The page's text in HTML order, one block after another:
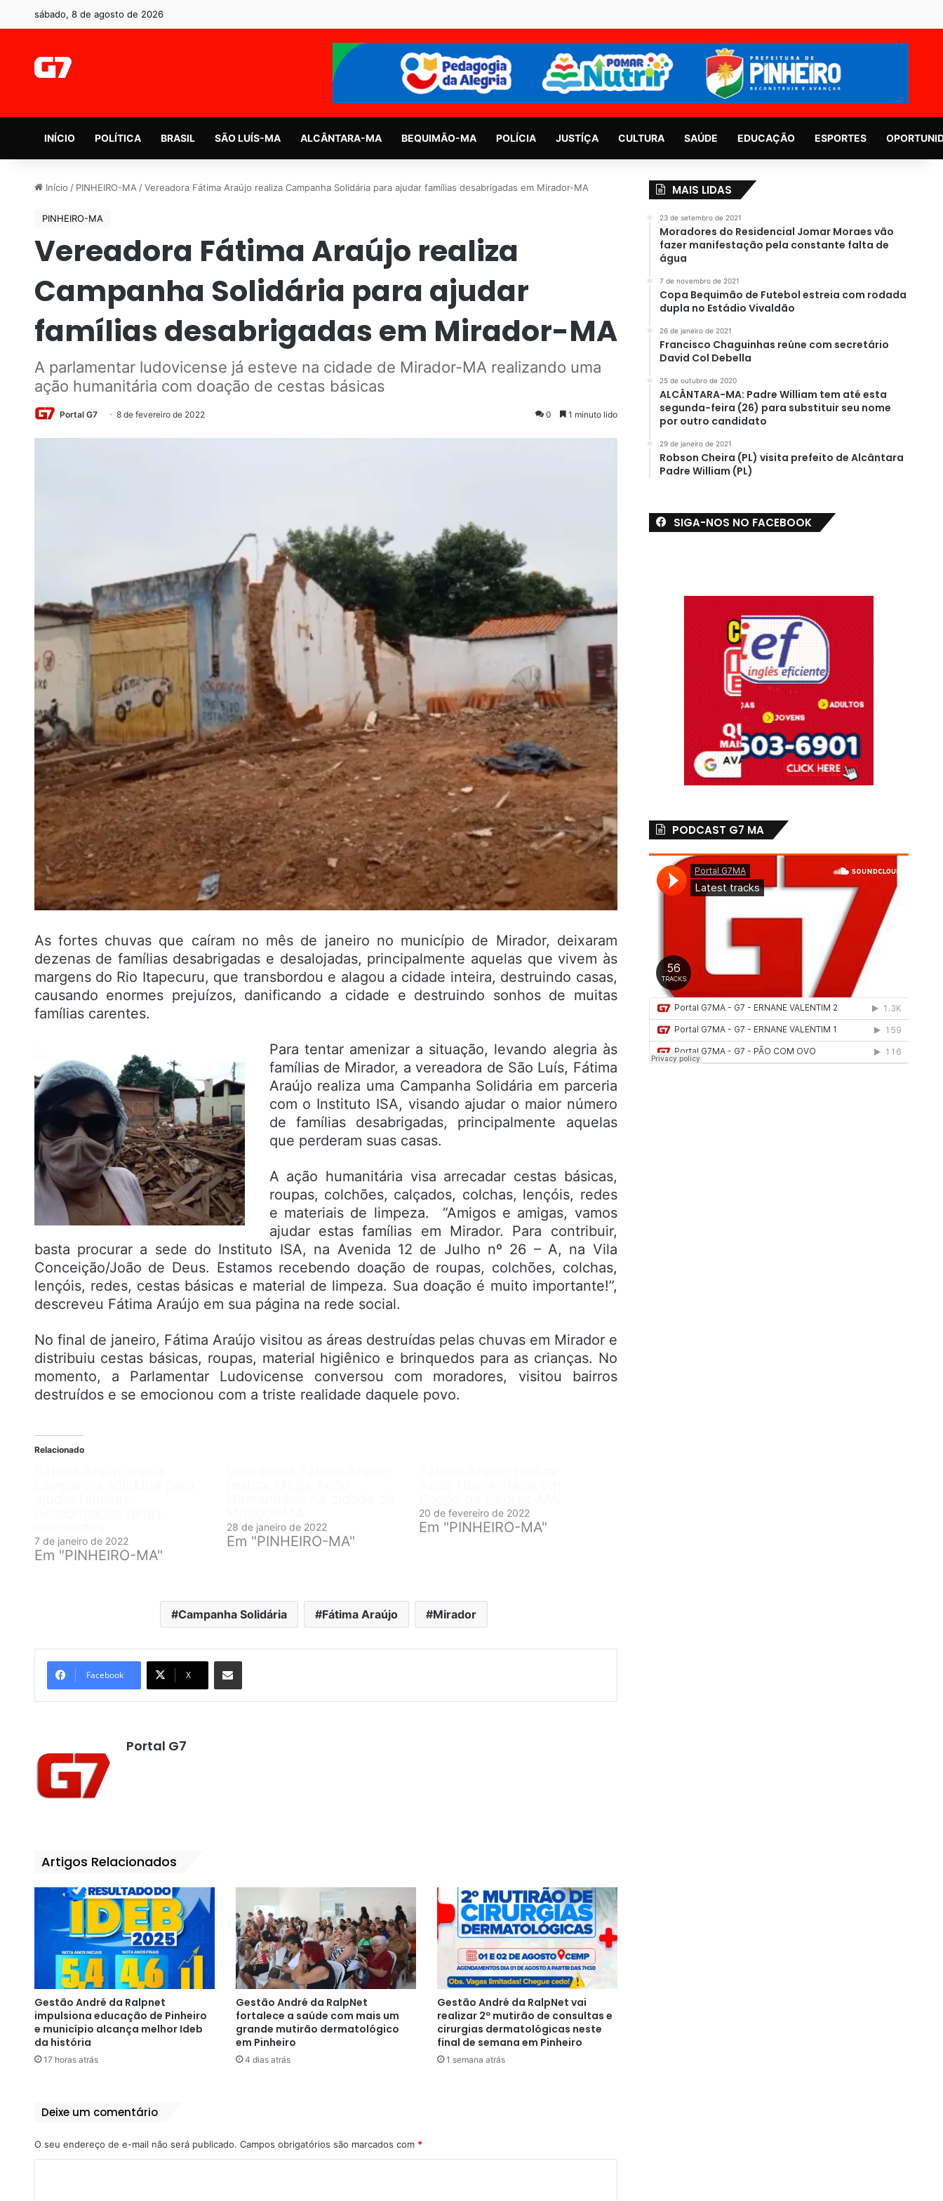
sábado, 8 de agosto de 2026
INÍCIO POLÍTICA BRASIL SÃO LUÍS-MA ALCÂNTARA-MA BEQUIMÃO-MA POLÍCIA JUSTÍÇA CULTURA SAÚDE EDUCAÇÃO ESPORTES
Início / PINHEIRO-MA / Vereadora Fátima Araújo realiza Campanha Solidária para ajudar famílias desabrigadas em Mirador-MA
PINHEIRO-MA
Vereadora Fátima Araújo realiza
Campanha Solidária para ajudar
famílias desabrigadas em Mirador-MA
A parlamentar ludovicense já esteve na cidade de Mirador-MA realizando uma
ação humanitária com doação de cestas básicas
Portal G7 8 de fevereiro de 2022 0 1 minuto lido
As fortes chuvas que caíram no mês de janeiro no município de Mirador, deixaram
dezenas de famílias desabrigadas e desalojadas, principalmente aquelas que vivem às
margens do Rio Itapecuru, que transbordou e alagou a cidade inteira, destruindo casas,
causando enormes prejuízos, danificando a cidade e destruindo sonhos de muitas
famílias carentes.
Para tentar amenizar a situação, levando alegria às
famílias de Mirador, a vereadora de São Luís, Fátima
Araújo realiza uma Campanha Solidária em parceria
com o Instituto ISA, visando ajudar o maior número
de famílias desabrigadas, principalmente aquelas
que perderam suas casas.
A ação humanitária visa arrecadar cestas básicas,
roupas, colchões, calçados, colchas, lençóis, redes
e materiais de limpeza. “Amigos e amigas, vamos
ajudar estas famílias em Mirador. Para contribuir,
basta procurar a sede do Instituto ISA, na Avenida 12 de Julho nº 26 – A, na Vila
Conceição/João de Deus. Estamos recebendo doação de roupas, colchões, colchas,
lençóis, redes, cestas básicas e material de limpeza. Sua doação é muito importante!”,
descreveu Fátima Araújo em sua página na rede social.
No final de janeiro, Fátima Araújo visitou as áreas destruídas pelas chuvas em Mirador e
distribuiu cestas básicas, roupas, material higiênico e brinquedos para as crianças. No
momento, a Parlamentar Ludovicense conversou com moradores, visitou bairros
destruídos e se emocionou com a triste realidade daquele povo.
Relacionado
7 de janeiro de 2022
Em "PINHEIRO-MA"
28 de janeiro de 2022
Em "PINHEIRO-MA"
20 de fevereiro de 2022
Em "PINHEIRO-MA"
Campanha Solidária Fátima Araújo Mirador
Facebook X
Compartilhar por e-mail
Portal G7
Artigos Relacionados
Gestão André da Ralpnet
impulsiona educação de Pinheiro
e município alcança melhor Ideb
da história
17 horas atrás
Gestão André da RalpNet
fortalece a saúde com mais um
grande mutirão dermatológico
em Pinheiro
4 dias atrás
Gestão André da RalpNet vai
realizar 2º mutirão de consultas e
cirurgias dermatológicas neste
final de semana em Pinheiro
1 semana atrás
Deixe um comentário
O seu endereço de e-mail não será publicado. Campos obrigatórios são marcados com *
MAIS LIDAS
23 de setembro de 2021
Moradores do Residencial Jomar Moraes vão
fazer manifestação pela constante falta de
água
7 de novembro de 2021
Copa Bequimão de Futebol estreia com rodada
dupla no Estádio Vivaldão
26 de janeiro de 2021
Francisco Chaguinhas reúne com secretário
David Col Debella
25 de outubro de 2020
ALCÂNTARA-MA: Padre William tem até esta
segunda-feira (26) para substituir seu nome
por outro candidato
29 de janeiro de 2021
Robson Cheira (PL) visita prefeito de Alcântara
Padre William (PL)
SIGA-NOS NO FACEBOOK
PODCAST G7 MA